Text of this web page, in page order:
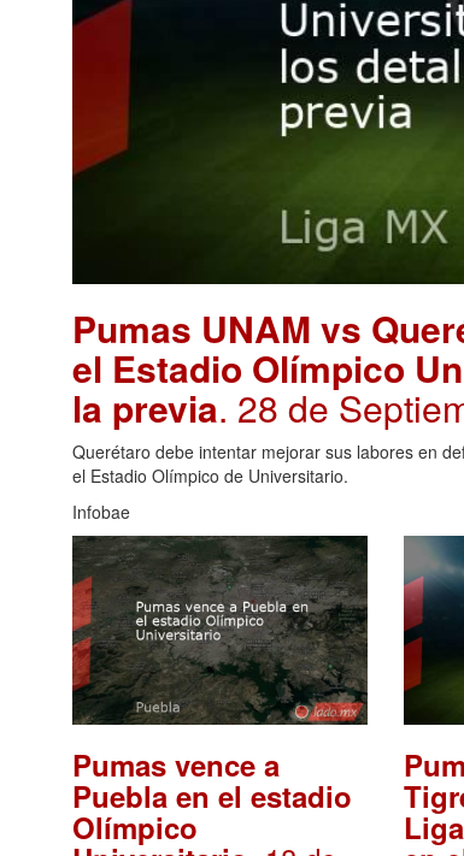
Pumas UNAM vs
el Estadio Olímpico
la previa. 28 de
Querétaro debe intentar mejorar sus labores en
el Estadio Olímpico de Universitario.
Infobae
Pumas vence a
Puebla en el estadio
Olímpico